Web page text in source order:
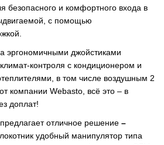
безопасного и комфортного входа в
с помощью
эргономичными джойстиками
контроля с кондиционером и
в том числе воздушным 2
компании Webasto, всё это – в
доплат!
отличное решение –
удобный манипулятор типа